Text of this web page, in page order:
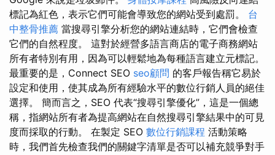
標記為紅色，表示它們可能會導致您的網站受到處罰。 台
中整骨推薦 當搜尋引擎分析您的網站連結時，它們會檢查
它們的自然程度。 這對於經營多語言商店的電子商務網站
所有者特別有用，因為可以輕鬆地為每種語言建立元標記。
最重要的是，Connect SEO seo顧問 的客戶報告稱它易於
設定和使用，使其成為所有經驗水平的數位行銷人員的絕佳
選擇。 簡而言之，SEO 代表“搜尋引擎優化”，這是一個總
稱，指網站所有者為提高網站在自然搜尋引擎結果中的可見
度而採取的行動。 在製定 SEO 數位行銷課程 活動策略
時，我們首先檢查我們的關鍵字清單是否可以補充競爭對手